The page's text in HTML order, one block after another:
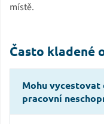
místě.
Často kladené
Mohu vycestovat
pracovní